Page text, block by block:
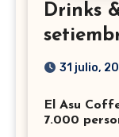
Drinks
31 julio,
El Asu
7.000